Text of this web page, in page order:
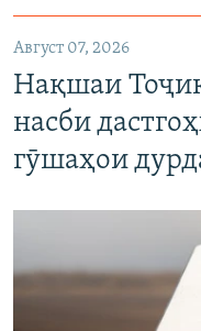
Август 07, 2026
Нақшаи
насби
гӯшаҳои